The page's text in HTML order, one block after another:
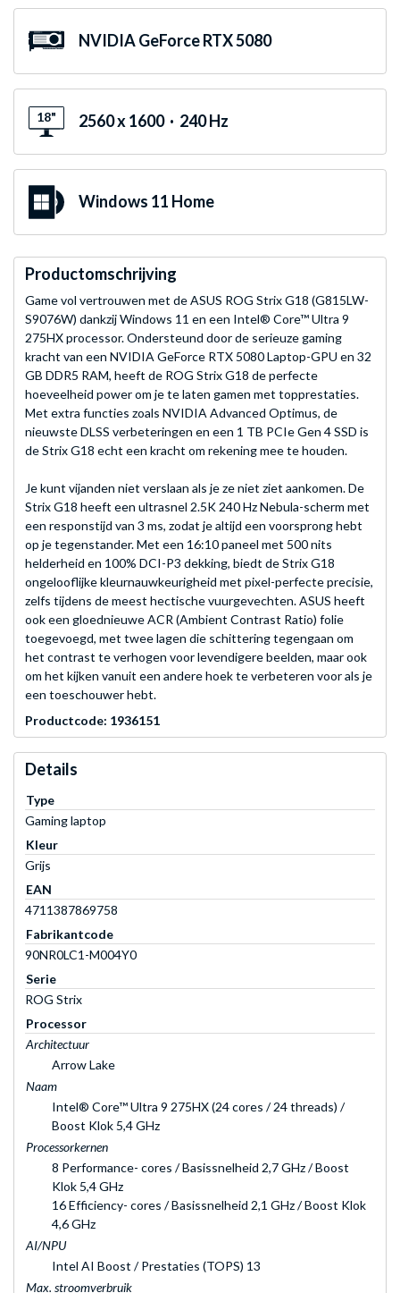
NVIDIA GeForce RTX 5080
18" 2560 x 1600 · 240 Hz
Windows 11 Home
Productomschrijving
Game vol vertrouwen met de ASUS ROG Strix G18 (G815LW-
S9076W) dankzij Windows 11 en een Intel® Core™ Ultra 9
275HX processor. Ondersteund door de serieuze gaming
kracht van een NVIDIA GeForce RTX 5080 Laptop-GPU en 32
GB DDR5 RAM, heeft de ROG Strix G18 de perfecte
hoeveelheid power om je te laten gamen met topprestaties.
Met extra functies zoals NVIDIA Advanced Optimus, de
nieuwste DLSS verbeteringen en een 1 TB PCIe Gen 4 SSD is
de Strix G18 echt een kracht om rekening mee te houden.
Je kunt vijanden niet verslaan als je ze niet ziet aankomen. De
Strix G18 heeft een ultrasnel 2.5K 240 Hz Nebula-scherm met
een responstijd van 3 ms, zodat je altijd een voorsprong hebt
op je tegenstander. Met een 16:10 paneel met 500 nits
helderheid en 100% DCI-P3 dekking, biedt de Strix G18
ongelooflijke kleurnauwkeurigheid met pixel-perfecte precisie,
zelfs tijdens de meest hectische vuurgevechten. ASUS heeft
ook een gloednieuwe ACR (Ambient Contrast Ratio) folie
toegevoegd, met twee lagen die schittering tegengaan om
het contrast te verhogen voor levendigere beelden, maar ook
om het kijken vanuit een andere hoek te verbeteren voor als je
een toeschouwer hebt.
Productcode: 1936151
Details
Type
Gaming laptop
Kleur
Grijs
EAN
4711387869758
Fabrikantcode
90NR0LC1-M004Y0
Serie
ROG Strix
Processor
Architectuur
Arrow Lake
Naam
Intel® Core™ Ultra 9 275HX (24 cores / 24 threads) /
Boost Klok 5,4 GHz
Processorkernen
8 Performance- cores / Basissnelheid 2,7 GHz / Boost
Klok 5,4 GHz
16 Efficiency- cores / Basissnelheid 2,1 GHz / Boost Klok
4,6 GHz
AI/NPU
Intel AI Boost / Prestaties (TOPS) 13
Max. stroomverbruik